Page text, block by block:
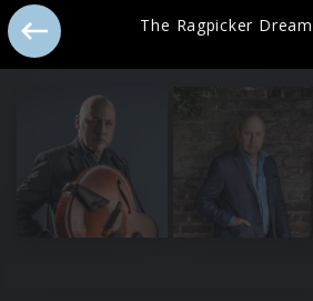
Pressefotos 2018
The Ragpicker